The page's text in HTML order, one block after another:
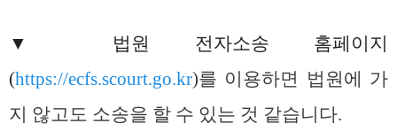
▼ 법원 전자소송 홈페이지
(https://ecfs.scourt.go.kr)를 이용하면 법원에 가
지 않고도 소송을 할 수 있는 것 같습니다.